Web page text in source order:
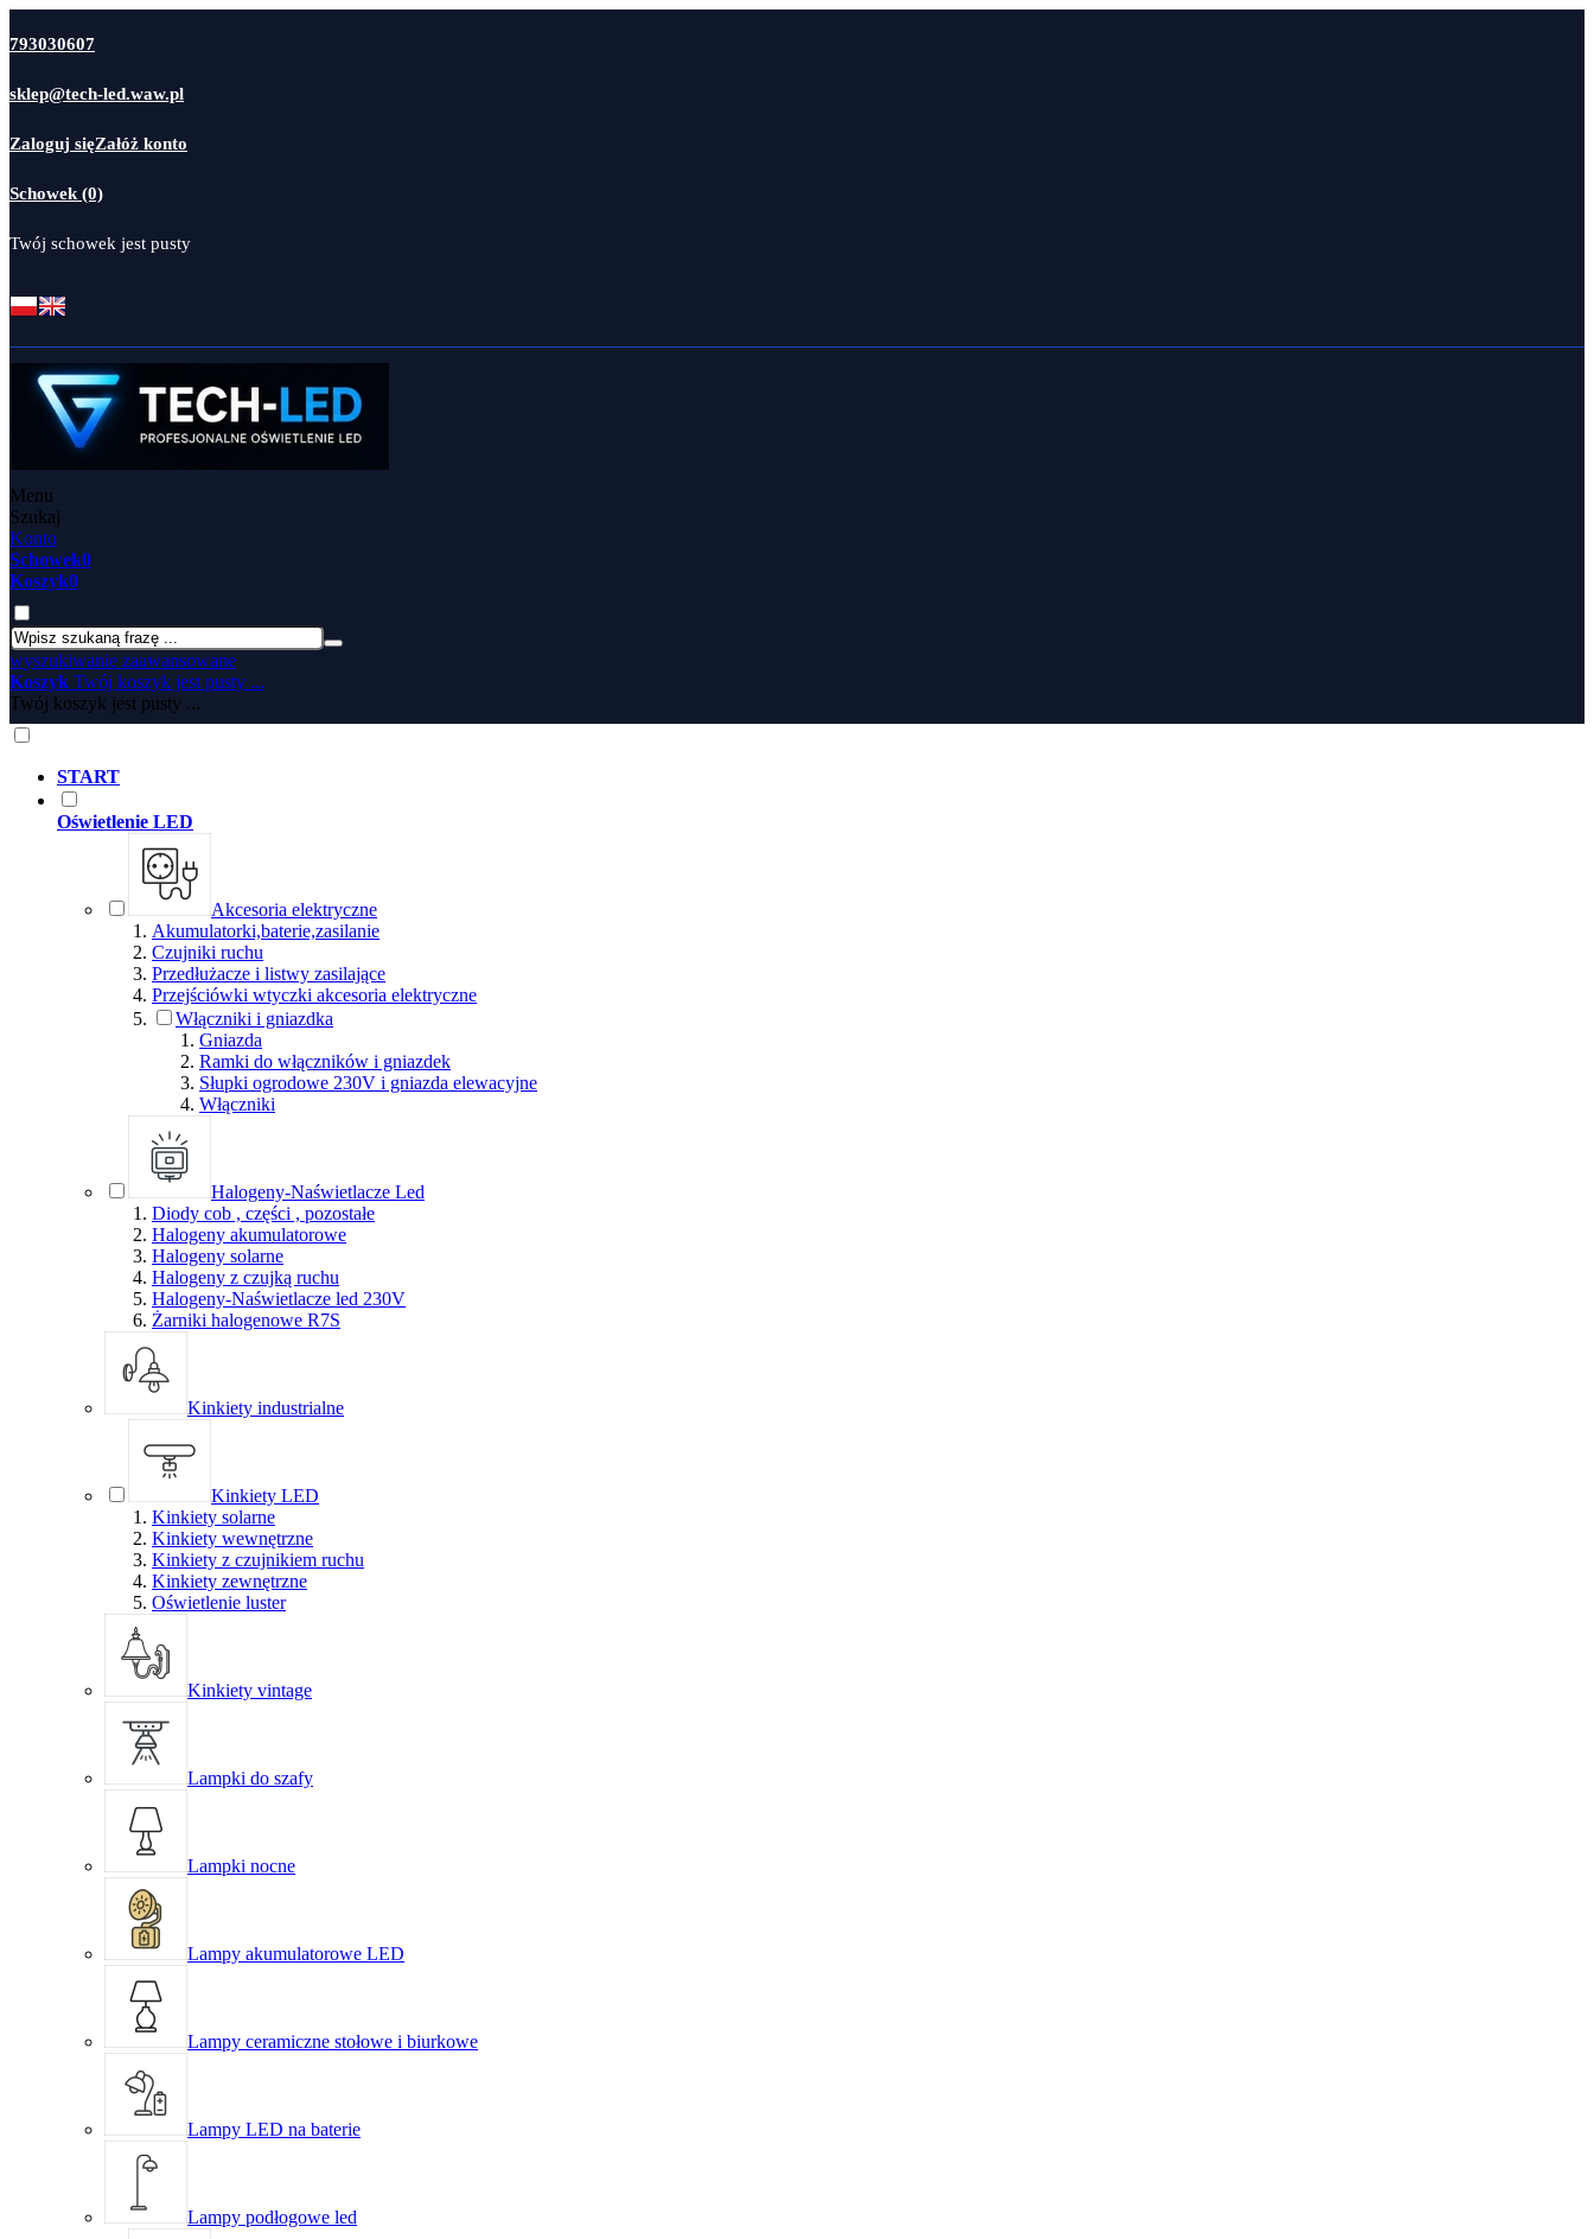
793030607
sklep@tech-led.waw.pl
Zaloguj sięZałóż konto
Schowek (0)
Twój schowek jest pusty
Menu
Szukaj
Konto
Schowek0
Koszyk0
wyszukiwanie zaawansowane
Koszyk Twój koszyk jest pusty ...
Twój koszyk jest pusty ...
START
Oświetlenie LED
Akcesoria elektryczne
Akumulatorki,baterie,zasilanie
Czujniki ruchu
Przedłużacze i listwy zasilające
Przejściówki wtyczki akcesoria elektryczne
Włączniki i gniazdka
Gniazda
Ramki do włączników i gniazdek
Słupki ogrodowe 230V i gniazda elewacyjne
Włączniki
Halogeny-Naświetlacze Led
Diody cob , części , pozostałe
Halogeny akumulatorowe
Halogeny solarne
Halogeny z czujką ruchu
Halogeny-Naświetlacze led 230V
Żarniki halogenowe R7S
Kinkiety industrialne
Kinkiety LED
Kinkiety solarne
Kinkiety wewnętrzne
Kinkiety z czujnikiem ruchu
Kinkiety zewnętrzne
Oświetlenie luster
Kinkiety vintage
Lampki do szafy
Lampki nocne
Lampy akumulatorowe LED
Lampy ceramiczne stołowe i biurkowe
Lampy LED na baterie
Lampy podłogowe led